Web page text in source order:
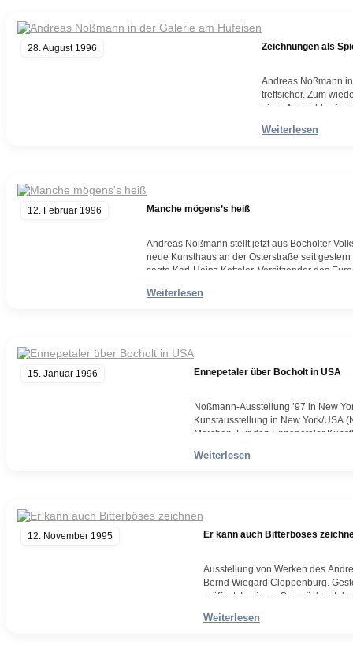
28. August 1996 Zeichnungen als
Andreas Noßmann
treffsicher. Zum
einer Auswahl
Weiterlesen
Weiterlesen
12. Februar 1996 Manche mögens’s heiß
Andreas Noßmann stellt jetzt aus Bocholter
neue Kunsthaus an der Osterstraße seit
sagte Karl-Heinz Ketteler, Vorsitzender des
Weiterlesen
Weiterlesen
15. Januar 1996 Ennepetaler über Bocholt in USA
Noßmann-Ausstellung ’97 in New
Kunstausstellung in New York/USA
Märchen. Für den Ennepetaler
Weiterlesen
Weiterlesen
12. November 1995 Er kann auch Bitterböses
Ausstellung von Werken des
Bernd Wiegard Cloppenburg.
eröffnet. In einem Gespräch mit
Weiterlesen
Weiterlesen